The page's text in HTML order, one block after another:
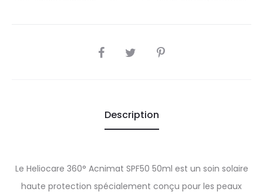
SHARE
Description
Le Heliocare 360° Acnimat SPF50 50ml est un soin solaire
haute protection spécialement conçu pour les peaux